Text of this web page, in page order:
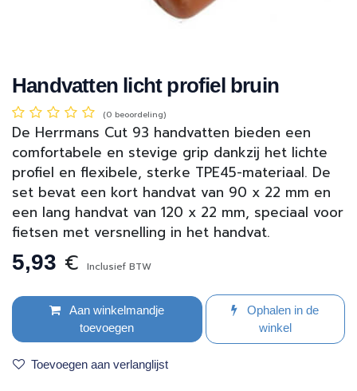
Handvatten licht profiel bruin
(0 beoordeling)
De Herrmans Cut 93 handvatten bieden een
comfortabele en stevige grip dankzij het lichte
profiel en flexibele, sterke TPE45-materiaal. De
set bevat een kort handvat van 90 x 22 mm en
een lang handvat van 120 x 22 mm, speciaal voor
fietsen met versnelling in het handvat.
5,93 € Inclusief BTW
Aan winkelmandje
toevoegen
Ophalen in de
winkel
Toevoegen aan verlanglijst